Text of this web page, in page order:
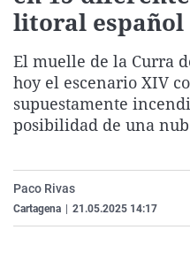
litoral español
El muelle de la Curra
hoy el escenario XIV
supuestamente
posibilidad de una
Paco Rivas
Cartagena 21.05.2025 14:17